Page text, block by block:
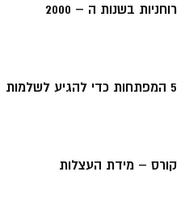
רוחניות בשנות ה – 2000
5 המפתחות כדי להגיע לשלמות
קורס – מידת העצלות